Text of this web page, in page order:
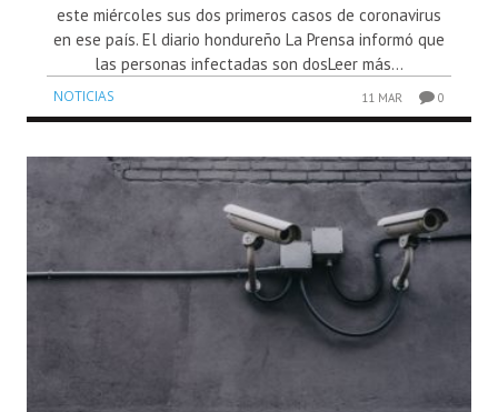
este miércoles sus dos primeros casos de coronavirus
en ese país. El diario hondureño La Prensa informó que
las personas infectadas son dosLeer más...
NOTICIAS 11 MAR 0